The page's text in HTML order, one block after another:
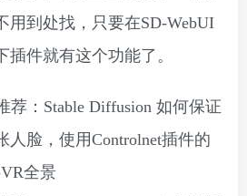
用到处找，只要在SD-WebUI
件就有这个功能了。